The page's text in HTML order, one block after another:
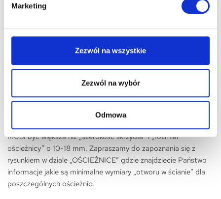
Marketing
Zezwól na wszystkie
Zezwól na wybór
Odmowa
wykonanych zgodnie z obowiązującą normą budowlaną.
Skrzydła te doskonale nadają się do lakierowania lub
Skrzydła drzwiowe mogą być przystosowane do systemu
przesuwnego, dwu-skrzydłowego i bezprzylgowego
(zapraszamy do odpowiednich kategorii).
Przy zamawianiu ościeżnic stałych, regulowanych i skrzydeł
MUSI być większa niż „szerokość skrzydła” i „rozmiar
ościeżnicy” o 10-18 mm. Zapraszamy do zapoznania się z
rysunkiem w dziale „OŚCIEŻNICE” gdzie znajdziecie Państwo
informacje jakie są minimalne wymiary „otworu w ścianie” dla
poszczególnych ościeżnic.